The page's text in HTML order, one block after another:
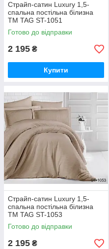
Страйп-сатин Luxury 1,5-
спальна постільна білизна
ТМ TAG ST-1051
Готово до відправки
2 195 ₴
Купити
Страйп-сатин Luxury 1,5-
спальна постільна білизна
ТМ TAG ST-1053
Готово до відправки
2 195 ₴